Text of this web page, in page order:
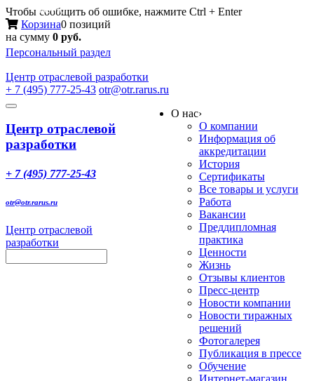
Чтобы сообщить об ошибке, нажмите Ctrl + Enter
Корзина0 позиций
на сумму 0 руб.
Персональный раздел
Центр отраслевой разработки
+ 7 (495) 777-25-43 otr@otr.rarus.ru
Toggle
Меню
Центр отраслевой
разработки
+ 7 (495) 777-25-43
otr@otr.rarus.ru
Центр отраслевой
разработки
О нас›
О компании
Информация об
аккредитации
История
Сертификаты
Все товары и услуги
Работа
Вакансии
Преддипломная
практика
Ценности
Жизнь
Отзывы клиентов
Пресс-центр
Новости компании
Новости тиражных
решений
Фотогалерея
Публикация в прессе
Обучение
Интернет-магазин